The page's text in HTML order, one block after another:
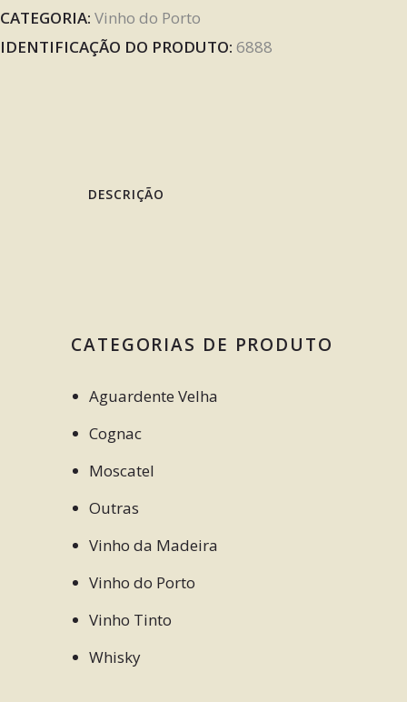
CATEGORIA: Vinho do Porto
IDENTIFICAÇÃO DO PRODUTO: 6888
DESCRIÇÃO
CATEGORIAS DE PRODUTO
Aguardente Velha
Cognac
Moscatel
Outras
Vinho da Madeira
Vinho do Porto
Vinho Tinto
Whisky